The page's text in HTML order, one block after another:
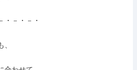
・－・－・